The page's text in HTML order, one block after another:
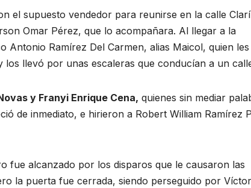
el supuesto vendedor para reunirse en la calle
Omar Pérez, que lo acompañara. Al llegar a la
Ramírez Del Carmen, alias Maicol, quien les
llevó por unas escaleras que conducían a un
y Franyi Enrique Cena, quienes sin mediar
de inmediato, e hirieron a Robert William Ramírez
fue alcanzado por los disparos que le causaron las
la puerta fue cerrada, siendo perseguido por Víctor